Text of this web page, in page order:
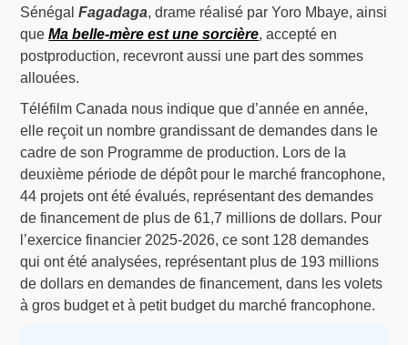
SénégalFagadaga, drame réalisé par Yoro Mbaye, ainsi
queMa belle-mère est une sorcière, accepté en
postproduction, recevront aussi une part des sommes
allouées.
Téléfilm Canada nous indique que d’année en année,
elle reçoit un nombre grandissant de demandes dans le
cadre de son Programme de production. Lors de la
deuxième période de dépôt pour le marché francophone,
44 projets ont été évalués, représentant des demandes
de financement de plus de 61,7 millions de dollars. Pour
l’exercice financier 2025-2026, ce sont 128 demandes
qui ont été analysées, représentant plus de 193 millions
de dollars en demandes de financement, dans les volets
à gros budget et à petit budget du marché francophone.